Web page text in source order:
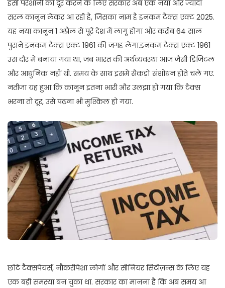
इसी परेशानी को दूर करने के लिए सरकार अब एक नया और ज्यादा
सरल कानून लेकर आ रही है, जिसका नाम है इनकम टैक्स एक्ट 2025.
यह नया कानून 1 अप्रैल से पूरे देश में लागू होगा और करीब 64 साल
पुराने इनकम टैक्स एक्ट 1961 की जगह लेगा.इनकम टैक्स एक्ट 1961
उस दौर में बनाया गया था, जब भारत की अर्थव्यवस्था आज जैसी डिजिटल
और आधुनिक नहीं थी. समय के साथ इसमें सैकड़ों संशोधन होते चले गए.
नतीजा यह हुआ कि कानून इतना भारी और उलझा हो गया कि टैक्स
भरना तो दूर, उसे पढ़ना भी मुश्किल हो गया.
छोटे टैक्सपेयर्स, नौकरीपेशा लोगों और सीनियर सिटीज़न्स के लिए यह
एक बड़ी समस्या बन चुका था. सरकार का मानना है कि अब समय आ